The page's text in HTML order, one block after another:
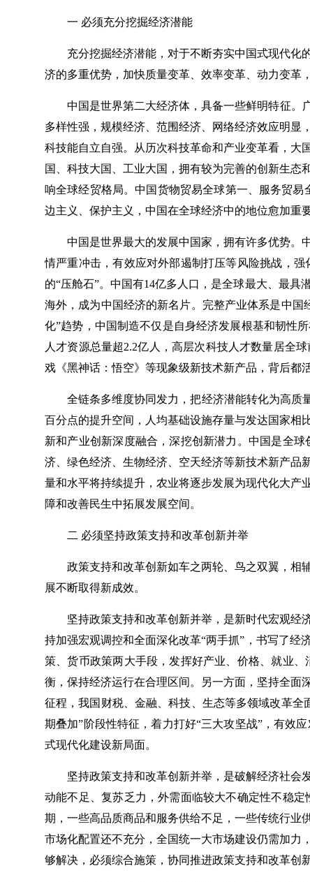
一 必须充分挖掘经济潜能
充分挖掘经济潜能，对于不断夯实中国式现代化
济的多重优势，加快质量变革、效率变革、动力变革
中国是世界第二大经济体，具备一些鲜明特征。
多样性强，规模经济、范围经济、网络经济效应明显
科技能自立自强。从历次科技革命和产业变革看，大
国、科技大国、工业大国，拥有较为完善的创新生
响全球经贸格局。中国货物贸易全球第一、服务贸
边主义、保护主义，中国在全球经济中的地位愈加重
中国是世界最大的发展中国家，拥有许多优势。
情严重冲击，有效应对外部遏制打压等风险挑战，
的“压舱石”。中国有14亿多人口，是全球最大、最
海外，成为中国经济的新名片。完整产业体系是中
化”趋势，中国制造不仅是自身经济发展根基和韧性
人才资源总量超2.2亿人，高层次科技人才数量居全
戏《黑神话：悟空》等现象级新技术新产品，背后都
全链条多维度协同发力，把经济潜能转化为高质
百分点的提升空间，人均基础设施存量与发达国家
新和产业创新深度融合，深挖创新潜力。中国是全
济、绿色经济、生物经济、空天经济等新技术新产品
量和水平将持续提升，农业将逐步发展为现代化大产
障和改善民生中拓展发展空间。
二 必须坚持政策支持和改革创新并举
政策支持和改革创新如车之两轮、鸟之双翼，相
展不断取得新成效。
坚持政策支持和改革创新并举，是新时代宏观经
持加强宏观调控和全面深化改革“两手抓”，书写了
策、货币政策两大手段，发挥好产业、价格、就业
衡，保持经济运行在合理区间。另一方面，坚持全面
征程，我国财税、金融、科技、生态等多领域改革
期叠加”阶段性特征，着力打好“三大攻坚战”，有效
式现代化建设新局面。
坚持政策支持和改革创新并举，是破解经济社会
动能不足、复苏乏力，外需面临较大不确定性不稳
期，一些高品质商品和服务供给不足，一些传统行业
市场化配置还不充分，全国统一大市场建设仍需加力
够解决，必须综合施策，协同推进政策支持和改革创